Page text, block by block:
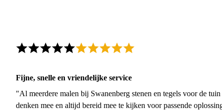
Fijne, snelle en vriendelijke service
"Al meerdere malen bij Swanenberg stenen en tegels voor de
denken mee en altijd bereid mee te kijken voor passende